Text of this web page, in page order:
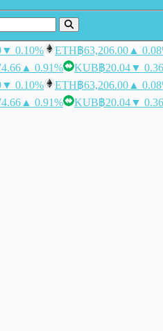
▼ 0.10% ETH฿63,206.00 ▲
▲ 0.91% KUB฿20.04▼
▼ 0.10% ETH฿63,206.00 ▲
▲ 0.91% KUB฿20.04▼